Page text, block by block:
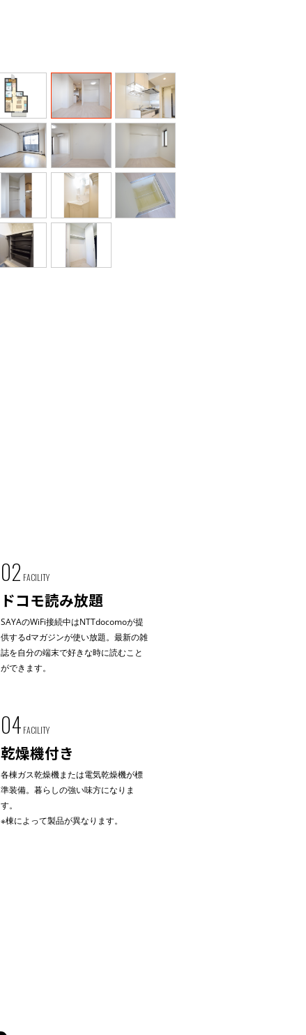
02 FACILITY
ドコモ読み放題
SAYAのWiFi接続中はNTTdocomoが提
供するdマガジンが使い放題。最新の雑
誌を自分の端末で好きな時に読むこと
ができます。
04 FACILITY
乾燥機付き
各棟ガス乾燥機または電気乾燥機が標
準装備。暮らしの強い味方になりま
す。
※棟によって製品が異なります。